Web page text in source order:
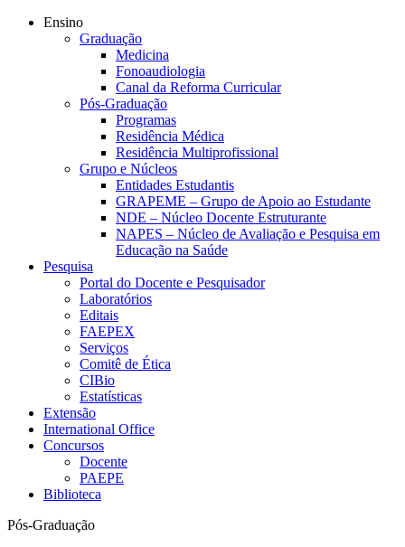
Ensino
Graduação
Medicina
Fonoaudiologia
Canal da Reforma Curricular
Pós-Graduação
Programas
Residência Médica
Residência Multiprofissional
Grupo e Núcleos
Entidades Estudantis
GRAPEME – Grupo de Apoio ao Estudante
NDE – Núcleo Docente Estruturante
NAPES – Núcleo de Avaliação e Pesquisa em
Educação na Saúde
Pesquisa
Portal do Docente e Pesquisador
Laboratórios
Editais
FAEPEX
Serviços
Comitê de Ética
CIBio
Estatísticas
Extensão
International Office
Concursos
Docente
PAEPE
Biblioteca
Pós-Graduação